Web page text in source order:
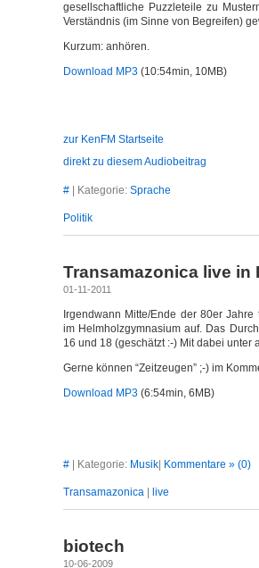
gesellschaftliche Puzzleteile zu
Verständnis (im Sinne von Begreifen)
Kurzum: anhören.
Download MP3 (10:54min, 10MB)
zur KenFM Startseite
direkt zu diesem Audiobeitrag
# | Kategorie: Sprache
Politik
Transamazonica live in
01-11-2011
Irgendwann Mitte/Ende der 80er
im Helmholzgymnasium auf. Das
16 und 18 (geschätzt :-) Mit dabei unter
Gerne können “Zeitzeugen” ;-) im
Download MP3 (6:54min, 6MB)
# | Kategorie: Musik Kommentare » (0)
Transamazonica live
biotech
10-06-2009